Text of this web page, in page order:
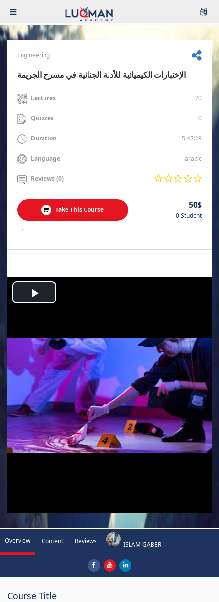
Engineering
الإختبارات الكيميائية للأدلة الجنائية في مسرح الجريمة
Lectures 20
Quizzes 0
Duration 5:42:23
Language arabic
Reviews (0)
Take This Course 50$
0 Student
.
Play
Overview Content Reviews ISLAM GABER
Course Title